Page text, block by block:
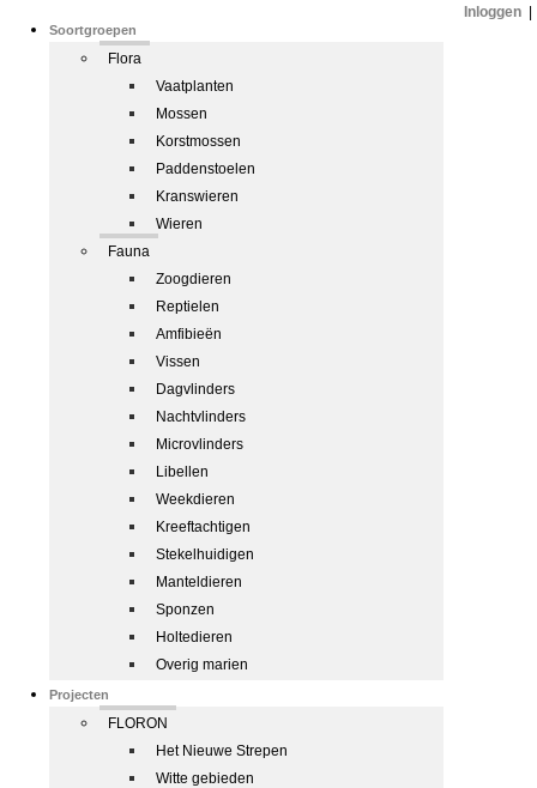
Soortgroepen
Flora
Vaatplanten
Mossen
Korstmossen
Paddenstoelen
Kranswieren
Wieren
Fauna
Zoogdieren
Reptielen
Amfibieën
Vissen
Dagvlinders
Nachtvlinders
Microvlinders
Libellen
Weekdieren
Kreeftachtigen
Stekelhuidigen
Manteldieren
Sponzen
Holtedieren
Overig marien
Projecten
FLORON
Het Nieuwe Strepen
Witte gebieden
Inloggen